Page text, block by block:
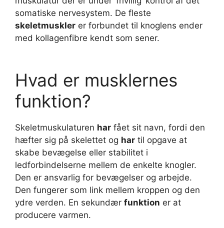
somatiske nervesystem. De fleste
skeletmuskler er forbundet til knoglens ender
med kollagenfibre kendt som sener.
Hvad er musklernes
funktion?
Skeletmuskulaturen har fået sit navn, fordi den
hæfter sig på skelettet og har til opgave at
skabe bevægelse eller stabilitet i
ledforbindelserne mellem de enkelte knogler.
Den er ansvarlig for bevægelser og arbejde.
Den fungerer som link mellem kroppen og den
ydre verden. En sekundær funktion er at
producere varmen.